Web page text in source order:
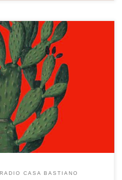
part two, side B, parte seconda…
spontaneo chiamarla “Stare
la differenza del mondo perché
è rock, è carica da morire. L’ho
[…]
RADIO CASA BASTIANO